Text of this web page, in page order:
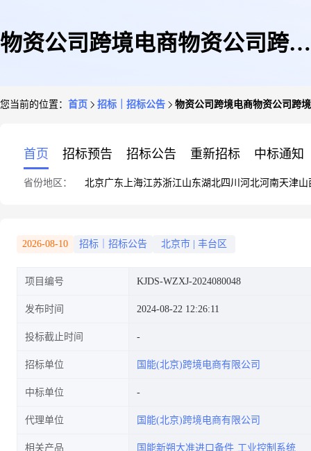
物资公司跨境电商物资公司跨境
您当前的位置： 首页 招标｜招标公告 物资公司跨境电商物资公司跨
首页 招标预告 招标公告 重新招标 中标通知
省份地区： 北京广东 上海江苏浙江山东湖北四川 河北河南天津山
2026-08-10 招标｜招标公告 北京市 丰台区
项目编号 KJDS-WZXJ-2024080048
发布时间 2024-08-22 12:26:11
投标截止时间
招标单位 国能(北京)跨境电商有限公司
中标单位
代理单位 国能(北京)跨境电商有限公司
相关产品 国能新朔大准进口备件 工业控制系统